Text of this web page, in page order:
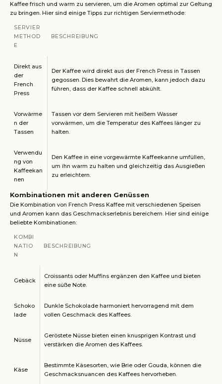
Kaffee frisch und warm zu servieren, um die Aromen optimal zur Geltung
zu bringen. Hier sind einige Tipps zur richtigen Serviermethode:
SERVIER
METHOD
E
BESCHREIBUNG
Direkt aus
der
French
Press
Der Kaffee wird direkt aus der French Press in Tassen
gegossen. Dies bewahrt die Aromen, kann jedoch dazu
führen, dass der Kaffee schnell abkühlt.
Vorwärme
n der
Tassen
Tassen vor dem Servieren mit heißem Wasser
vorwärmen, um die Temperatur des Kaffees länger zu
halten.
Verwendu
ng von
Kaffeekan
nen
Den Kaffee in eine vorgewärmte Kaffeekanne umfüllen,
um ihn warm zu halten und gleichzeitig das Ausgießen
zu erleichtern.
Kombinationen mit anderen Genüssen
Die Kombination von French Press Kaffee mit verschiedenen Speisen
und Aromen kann das Geschmackserlebnis bereichern. Hier sind einige
beliebte Kombinationen:
KOMBI
NATIO
N
BESCHREIBUNG
Gebäck
Croissants oder Muffins ergänzen den Kaffee und bieten
eine süße Note.
Schoko
lade
Dunkle Schokolade harmoniert hervorragend mit dem
vollen Geschmack des Kaffees.
Nüsse
Geröstete Nüsse bieten einen knusprigen Kontrast und
verstärken die Aromen des Kaffees.
Käse
Bestimmte Käsesorten, wie Brie oder Gouda, können die
Geschmacksnuancen des Kaffees hervorheben.